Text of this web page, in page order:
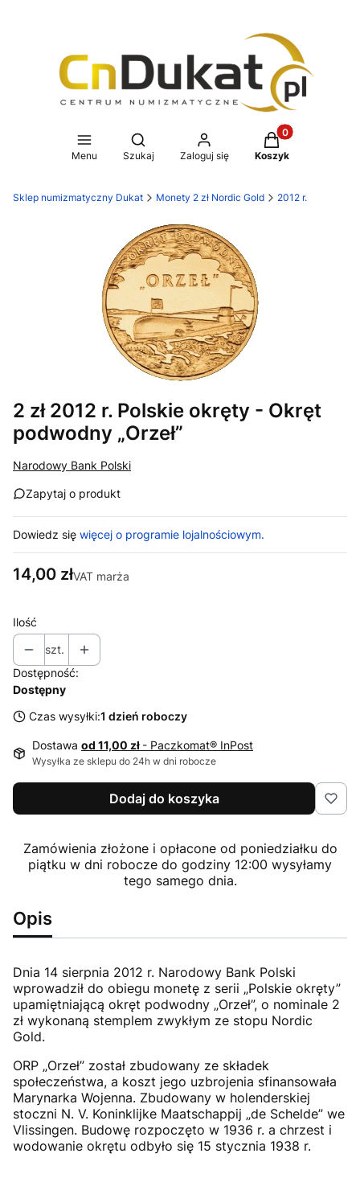
Menu
Otwórz wyszukiwarkę
Szukaj Zaloguj się
Produkty w
Koszyk
Sklep numizmatyczny Dukat Monety 2 zł Nordic Gold 2012 r.
2 zł 2012 r. Polskie okręty - Okręt
podwodny „Orzeł”
Narodowy Bank Polski
Zapytaj o produkt
Dowiedz się więcej o programie lojalnościowym.
Cena
14,00 złVAT marża
Ilość
szt.
Dostępność:
Dostępny
Czas wysyłki:1 dzień roboczy
Dostawa od 11,00 zł - Paczkomat® InPost
Wysyłka ze sklepu do 24h w dni robocze
Dodaj do koszyka
Zamówienia złożone i opłacone od poniedziałku do
piątku w dni robocze do godziny 12:00 wysyłamy
tego samego dnia.
Opis
Dnia 14 sierpnia 2012 r. Narodowy Bank Polski
wprowadził do obiegu monetę z serii „Polskie okręty”
upamiętniającą okręt podwodny „Orzeł”, o nominale 2
zł wykonaną stemplem zwykłym ze stopu Nordic
Gold.
ORP „Orzeł” został zbudowany ze składek
społeczeństwa, a koszt jego uzbrojenia sfinansowała
Marynarka Wojenna. Zbudowany w holenderskiej
stoczni N. V. Koninklijke Maatschappij „de Schelde” we
Vlissingen. Budowę rozpoczęto w 1936 r. a chrzest i
wodowanie okrętu odbyło się 15 stycznia 1938 r.